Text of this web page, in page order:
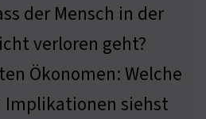
der Mensch in der
verloren geht?
Ökonomen: Welche
siehst